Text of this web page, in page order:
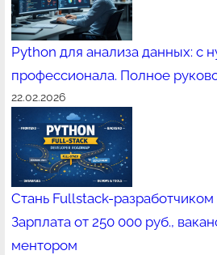
Python для анализа данных: с
профессионала. Полное
22.02.2026
Стань Fullstack-
Зарплата от 250 000 руб.,
ментором